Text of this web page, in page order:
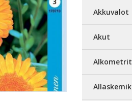
Akkuvalot
Akut
Alkometrit